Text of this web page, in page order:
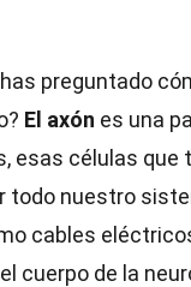
preguntado
El axón es una
esas células que
todo nuestro
cables
cuerpo de la